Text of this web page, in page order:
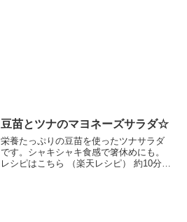
豆苗とツナのマヨネーズサラダ☆
栄養たっぷりの豆苗を使ったツナサラダ
です。シャキシャキ食感で箸休めにも。
レシピはこちら （楽天レシピ） 約10分